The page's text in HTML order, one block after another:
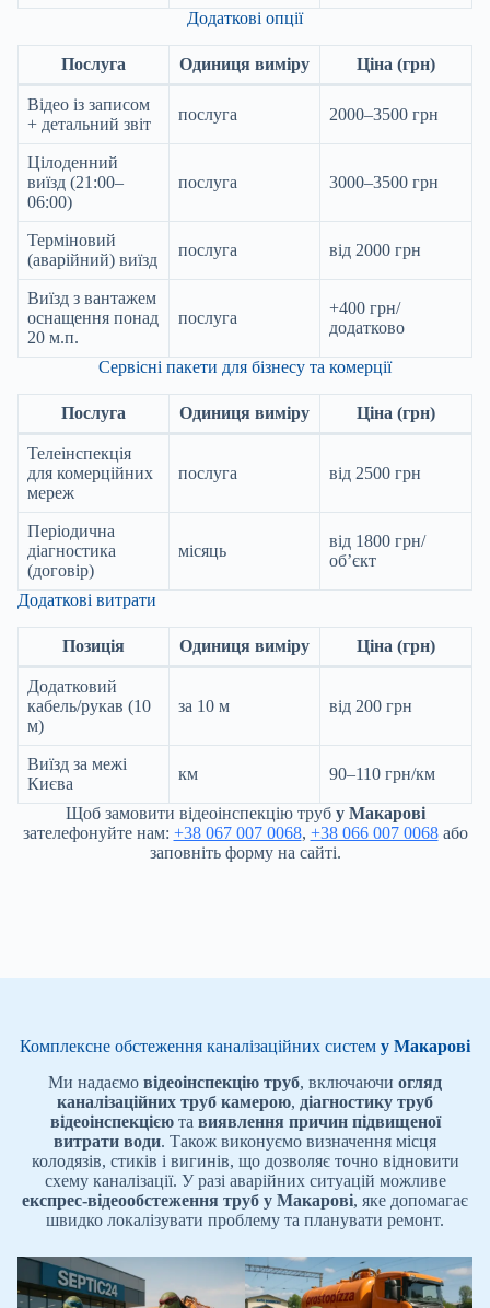
Додаткові опції
Послуга Одиниця виміру Ціна (грн)
Відео із записом
+ детальний звіт
послуга 2000–3500 грн
Цілоденний
виїзд (21:00–
06:00)
послуга 3000–3500 грн
Терміновий
(аварійний) виїзд
послуга від 2000 грн
Виїзд з вантажем
оснащення понад
20 м.п.
послуга
+400 грн/
додатково
Сервісні пакети для бізнесу та комерції
Послуга Одиниця виміру Ціна (грн)
Телеінспекція
для комерційних
мереж
послуга від 2500 грн
Періодична
діагностика
(договір)
місяць
від 1800 грн/
об’єкт
Додаткові витрати
Позиція Одиниця виміру Ціна (грн)
Додатковий
кабель/рукав (10
м)
за 10 м від 200 грн
Виїзд за межі
Києва
км 90–110 грн/км
Щоб замовити відеоінспекцію труб у Макарові
зателефонуйте нам: +38 067 007 0068, +38 066 007 0068або
заповніть форму на сайті.
Комплексне обстеження каналізаційних систем у Макарові
Ми надаємо відеоінспекцію труб, включаючи огляд
каналізаційних труб камерою, діагностику труб
відеоінспекцієюта виявлення причин підвищеної
витрати води. Також виконуємо визначення місця
колодязів, стиків і вигинів, що дозволяє точно відновити
схему каналізації. У разі аварійних ситуацій можливе
експрес-відеообстеження труб у Макарові, яке допомагає
швидко локалізувати проблему та планувати ремонт.